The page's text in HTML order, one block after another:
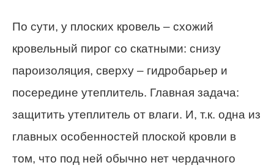
По сути, у плоских кровель – схожий
кровельный пирог со скатными: снизу
пароизоляция, сверху – гидробарьер и
посередине утеплитель. Главная задача:
защитить утеплитель от влаги. И, т.к. одна из
главных особенностей плоской кровли в
том, что под ней обычно нет чердачного